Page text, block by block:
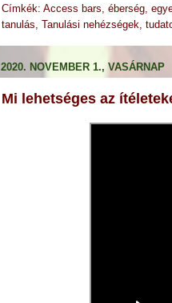
Címkék: Access bars éberség,
tanulás
Tanulási nehézségek
2020. NOVEMBER 1., VASÁRNAP
Mi lehetséges az